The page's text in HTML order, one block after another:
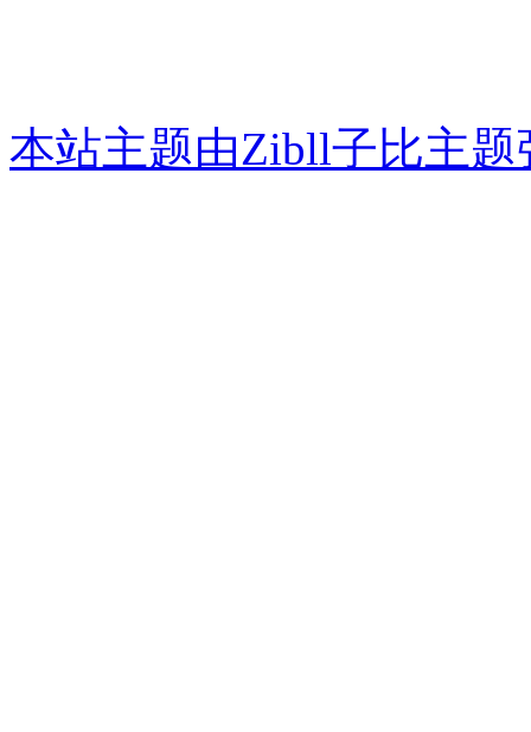
本站主题由Zibll子比主题